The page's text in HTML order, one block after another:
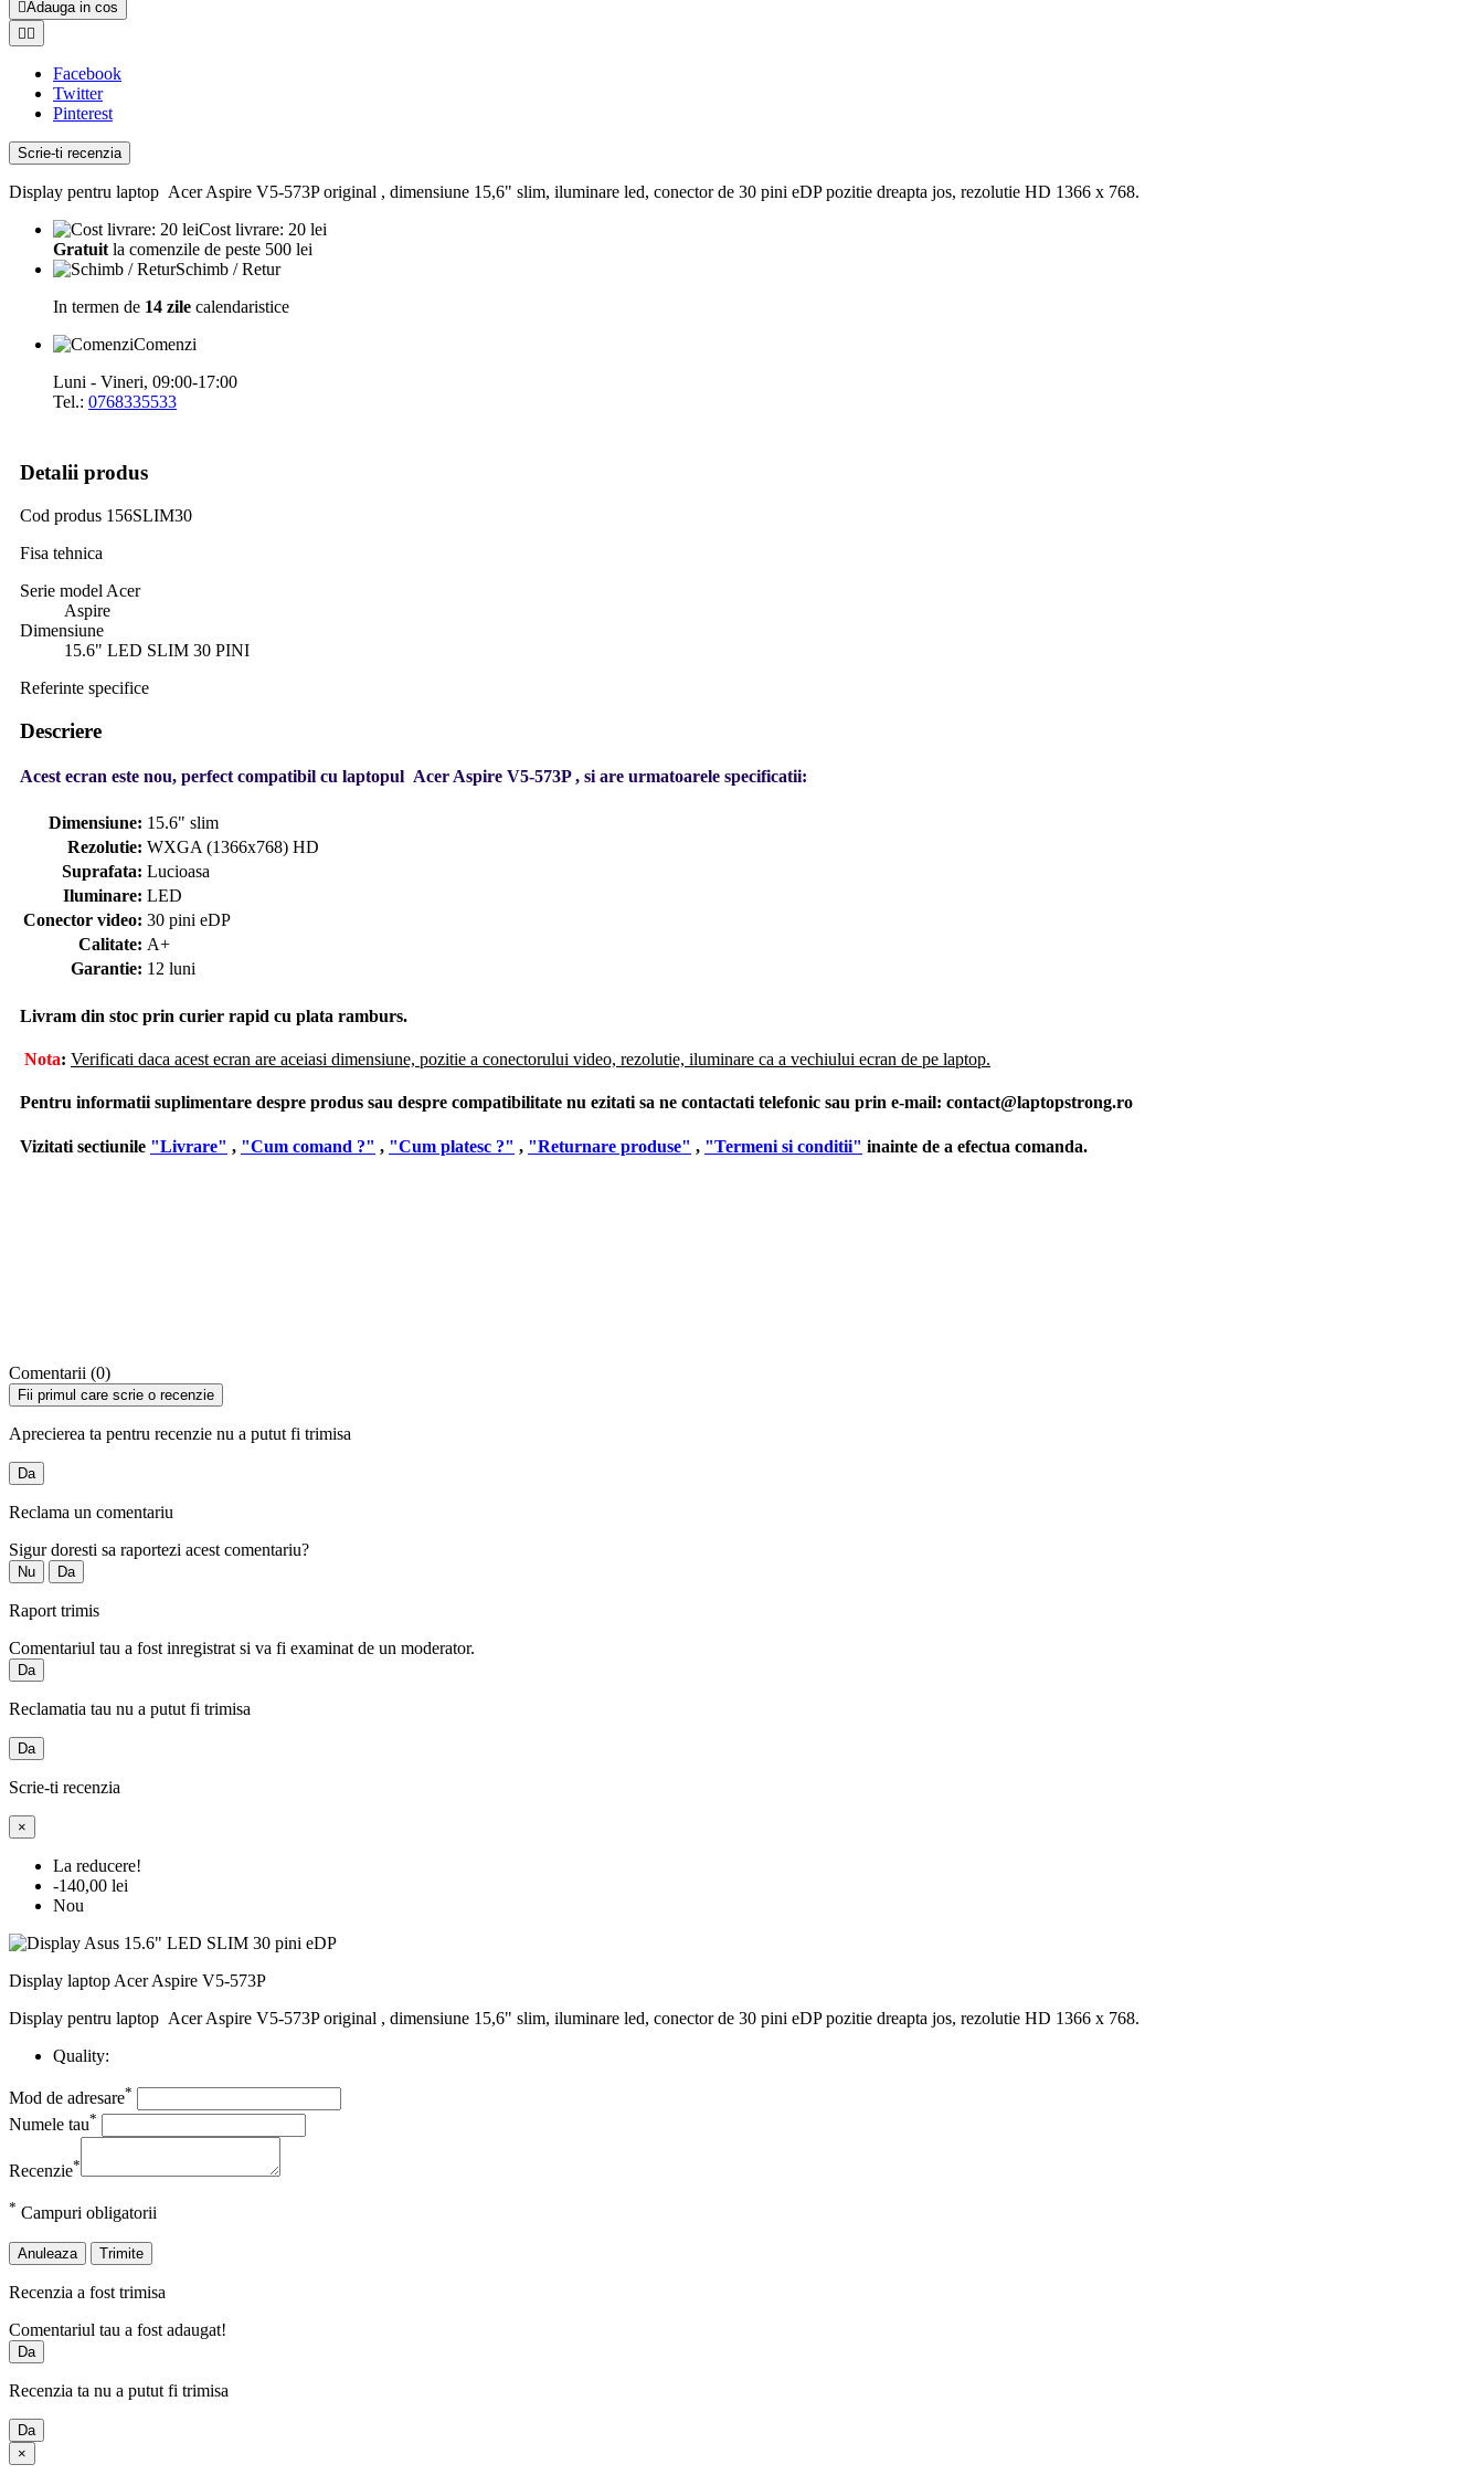
Adauga in cos
 
Facebook
Twitter
Pinterest
Scrie-ti recenzia
Display pentru laptop Acer Aspire V5-573P original , dimensiune 15,6" slim, iluminare led, conector de 30 pini eDP pozitie dreapta jos, rezolutie HD 1366 x 768.
Cost livrare: 20 lei
Gratuit la comenzile de peste 500 lei
Schimb / Retur
In termen de 14 zile calendaristice
Comenzi
Luni - Vineri, 09:00-17:00
Tel.: 0768335533
Detalii produs
Cod produs 156SLIM30
Fisa tehnica
Serie model Acer
Aspire
Dimensiune
15.6" LED SLIM 30 PINI
Referinte specifice
Descriere
Acest ecran este nou, perfect compatibil cu laptopul Acer Aspire V5-573P , si are urmatoarele specificatii:
Dimensiune: 15.6" slim
Rezolutie: WXGA (1366x768) HD
Suprafata: Lucioasa
Iluminare: LED
Conector video: 30 pini eDP
Calitate: A+
Garantie: 12 luni
Livram din stoc prin curier rapid cu plata ramburs.
Nota: Verificati daca acest ecran are aceiasi dimensiune, pozitie a conectorului video, rezolutie, iluminare ca a vechiului ecran de pe laptop.
Pentru informatii suplimentare despre produs sau despre compatibilitate nu ezitati sa ne contactati telefonic sau prin e-mail: contact@laptopstrong.ro
Vizitati sectiunile "Livrare" , "Cum comand ?" , "Cum platesc ?" , "Returnare produse" , "Termeni si conditii" inainte de a efectua comanda.
Comentarii (0)
Fii primul care scrie o recenzie
Aprecierea ta pentru recenzie nu a putut fi trimisa
Da
Reclama un comentariu
Sigur doresti sa raportezi acest comentariu?
Nu Da
Raport trimis
Comentariul tau a fost inregistrat si va fi examinat de un moderator.
Da
Reclamatia tau nu a putut fi trimisa
Da
Scrie-ti recenzia
×
La reducere!
-140,00 lei
Nou
Display laptop Acer Aspire V5-573P
Display pentru laptop Acer Aspire V5-573P original , dimensiune 15,6" slim, iluminare led, conector de 30 pini eDP pozitie dreapta jos, rezolutie HD 1366 x 768.
Quality:
Mod de adresare*
Numele tau*
Recenzie*
* Campuri obligatorii
Anuleaza Trimite
Recenzia a fost trimisa
Comentariul tau a fost adaugat!
Da
Recenzia ta nu a putut fi trimisa
Da
×